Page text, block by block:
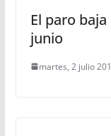
El paro
junio
martes, 2 julio